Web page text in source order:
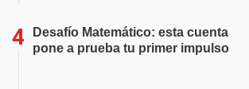
Desafío Matemático: esta cuenta
pone a prueba tu primer impulso